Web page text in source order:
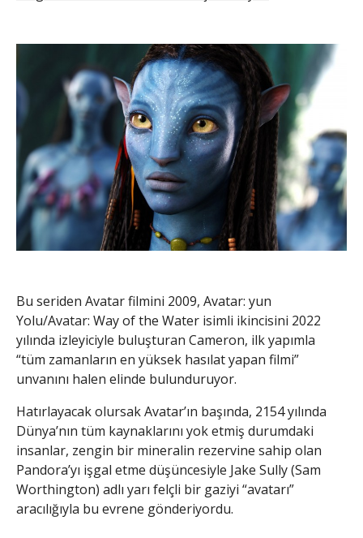
Bu seriden Avatar filmini 2009, Avatar: yun
Yolu/Avatar: Way of the Water isimli ikincisini 2022
yılında izleyiciyle buluşturan Cameron, ilk yapımla
“tüm zamanların en yüksek hasılat yapan filmi”
unvanını halen elinde bulunduruyor.
Hatırlayacak olursak Avatar’ın başında, 2154 yılında
Dünya’nın tüm kaynaklarını yok etmiş durumdaki
insanlar, zengin bir mineralin rezervine sahip olan
Pandora’yı işgal etme düşüncesiyle Jake Sully (Sam
Worthington) adlı yarı felçli bir gaziyi “avatarı”
aracılığıyla bu evrene gönderiyordu.